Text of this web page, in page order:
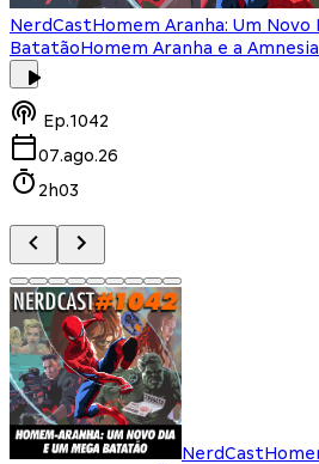
NerdCastHomem Aranha: Um Novo
BatatãoHomem Aranha e a
Ep.1042
07.ago.26
2h03
NerdCast